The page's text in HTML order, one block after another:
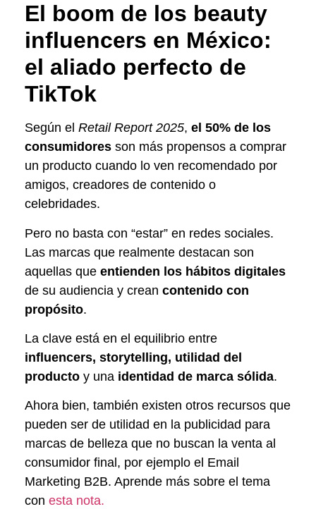
El boom de los beauty
influencers en México:
el aliado perfecto de
TikTok
Según el Retail Report 2025, el 50% de los
consumidores son más propensos a comprar
un producto cuando lo ven recomendado por
amigos, creadores de contenido o
celebridades.
Pero no basta con “estar” en redes sociales.
Las marcas que realmente destacan son
aquellas que entienden los hábitos digitales
de su audiencia y crean contenido con
propósito.
La clave está en el equilibrio entre
influencers, storytelling, utilidad del
producto y una identidad de marca sólida.
Ahora bien, también existen otros recursos que
pueden ser de utilidad en la publicidad para
marcas de belleza que no buscan la venta al
consumidor final, por ejemplo el Email
Marketing B2B. Aprende más sobre el tema
con esta nota.